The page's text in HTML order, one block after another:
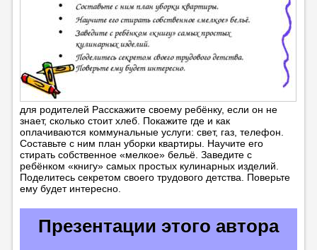
для родителей Расскажите своему ребёнку, если он не
знает, сколько стоит хлеб. Покажите где и как
оплачиваются коммунальные услуги: свет, газ, телефон.
Составьте с ним план уборки квартиры. Научите его
стирать собственное «мелкое» бельё. Заведите с
ребёнком «книгу» самых простых кулинарных изделий.
Поделитесь секретом своего трудового детства. Поверьте
ему будет интересно.
Презентации этого автора